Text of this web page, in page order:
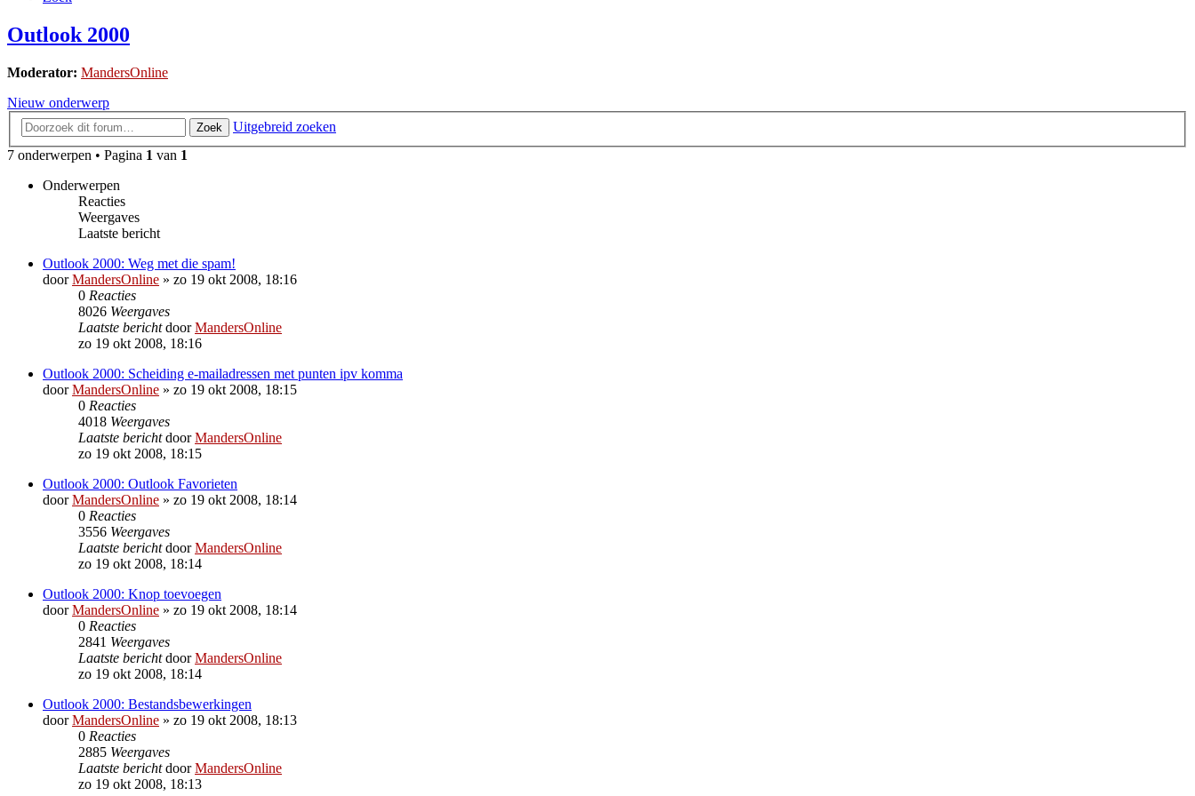
Outlook 2000
Moderator: MandersOnline
Nieuw onderwerp
Zoek
Uitgebreid zoeken
7 onderwerpen • Pagina 1 van 1
Onderwerpen
Reacties
Weergaves
Laatste bericht
Outlook 2000: Weg met die spam!
doorMandersOnline » zo 19 okt 2008, 18:16
0 Reacties
8026 Weergaves
Laatste berichtdoorMandersOnline
zo 19 okt 2008, 18:16
Outlook 2000: Scheiding e-mailadressen met punten ipv komma
doorMandersOnline » zo 19 okt 2008, 18:15
0 Reacties
4018 Weergaves
Laatste berichtdoorMandersOnline
zo 19 okt 2008, 18:15
Outlook 2000: Outlook Favorieten
doorMandersOnline » zo 19 okt 2008, 18:14
0 Reacties
3556 Weergaves
Laatste berichtdoorMandersOnline
zo 19 okt 2008, 18:14
Outlook 2000: Knop toevoegen
doorMandersOnline » zo 19 okt 2008, 18:14
0 Reacties
2841 Weergaves
Laatste berichtdoorMandersOnline
zo 19 okt 2008, 18:14
Outlook 2000: Bestandsbewerkingen
doorMandersOnline » zo 19 okt 2008, 18:13
0 Reacties
2885 Weergaves
Laatste berichtdoorMandersOnline
zo 19 okt 2008, 18:13